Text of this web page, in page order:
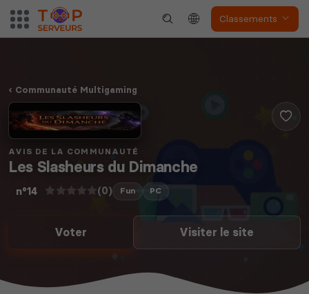
Classements
Dune Awakening
Squad
Communauté Multigaming
AVIS DE LA COMMUNAUTÉ
Les Slasheurs du Dimanche
n°14 (0) Fun PC
Voter Visiter le site